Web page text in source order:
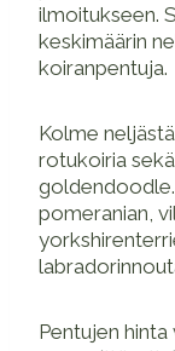
ilmoitukseen.
keskimäärin
koiranpentuja.
Kolme
rotukoiria
pomeranian,
Pentujen hinta